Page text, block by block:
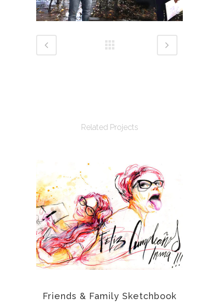
Related Projects
Friends & Family Sketchbook